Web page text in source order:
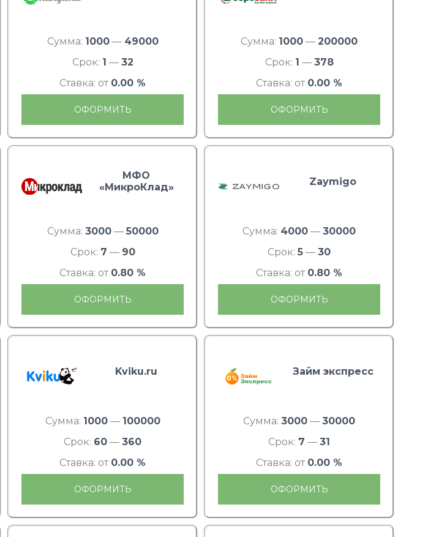
Сумма: 1000— 49000
Срок: 1 — 32
Ставка: от 0.00 %
ОФОРМИТЬ
Сумма: 1000 — 200000
Срок: 1 — 378
Ставка: от 0.00 %
ОФОРМИТЬ
МФО
«МикроКлад»
Сумма: 3000— 50000
Срок: 7 — 90
Ставка: от 0.80 %
ОФОРМИТЬ
Zaymigo
Сумма: 4000 — 30000
Срок: 5 — 30
Ставка: от 0.80 %
ОФОРМИТЬ
Kviku.ru
Сумма: 1000— 100000
Срок: 60 — 360
Ставка: от 0.00 %
ОФОРМИТЬ
Займ экспресс
Сумма: 3000 — 30000
Срок: 7 — 31
Ставка: от 0.00 %
ОФОРМИТЬ